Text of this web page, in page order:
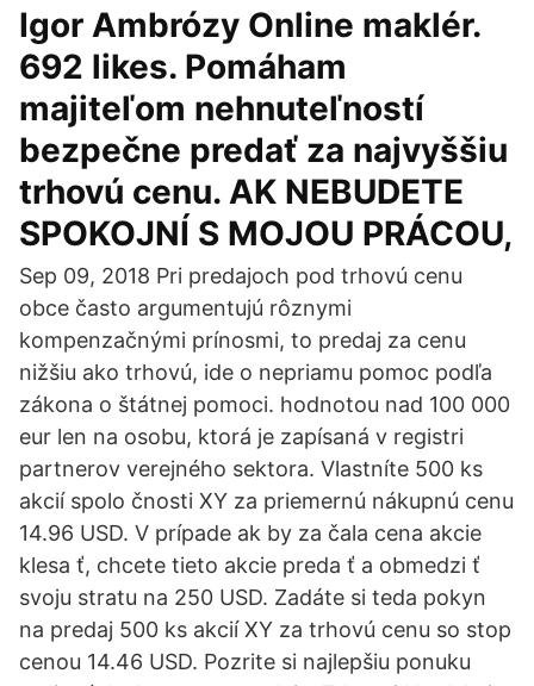
Igor Ambrózy Online maklér.
692 likes. Pomáham
majiteľom nehnuteľností
bezpečne predať za najvyššiu
trhovú cenu. AK NEBUDETE
SPOKOJNÍ S MOJOU PRÁCOU,
Sep 09, 2018 Pri predajoch pod trhovú cenu
obce často argumentujú rôznymi
kompenzačnými prínosmi, to predaj za cenu
nižšiu ako trhovú, ide o nepriamu pomoc podľa
zákona o štátnej pomoci. hodnotou nad 100 000
eur len na osobu, ktorá je zapísaná v registri
partnerov verejného sektora. Vlastníte 500 ks
akcií spolo čnosti XY za priemernú nákupnú cenu
14.96 USD. V prípade ak by za čala cena akcie
klesa ť, chcete tieto akcie preda ť a obmedzi ť
svoju stratu na 250 USD. Zadáte si teda pokyn
na predaj 500 ks akcií XY za trhovú cenu so stop
cenou 14.46 USD. Pozrite si najlepšiu ponuku